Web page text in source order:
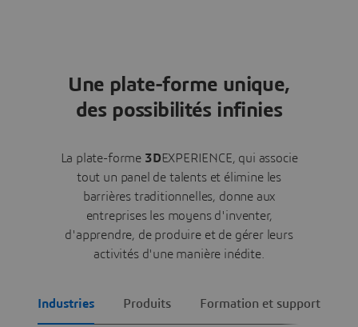
Une plate-forme unique,
des possibilités infinies
La plate-forme 3DEXPERIENCE, qui associe
tout un panel de talents et élimine les
barrières traditionnelles, donne aux
entreprises les moyens d'inventer,
d'apprendre, de produire et de gérer leurs
activités d'une manière inédite.
Industries Produits Formation et support